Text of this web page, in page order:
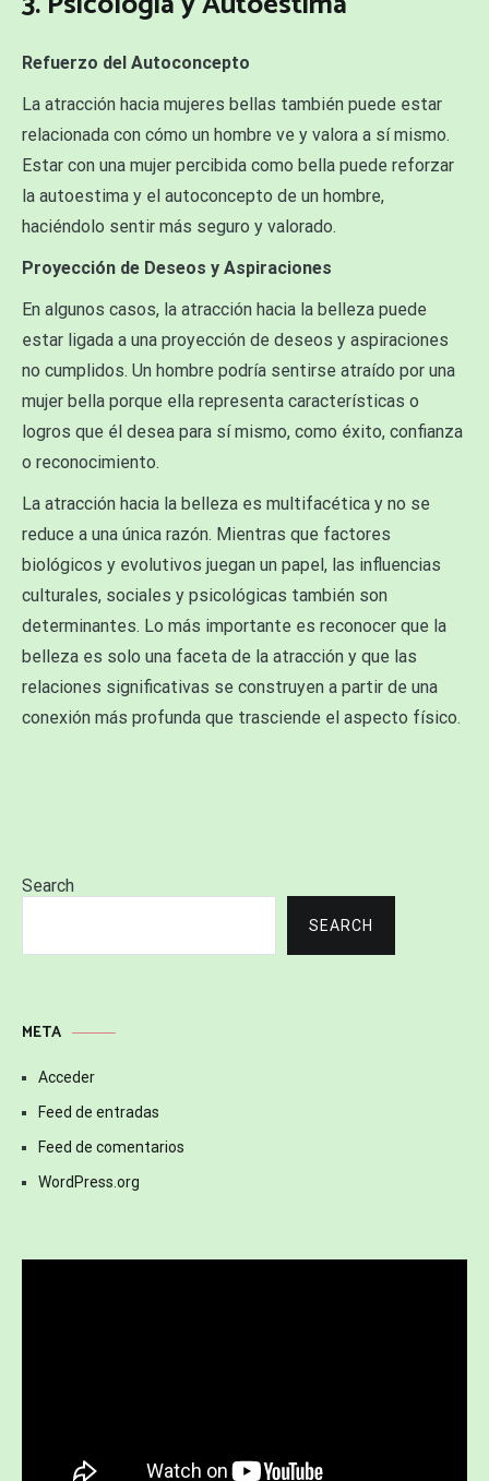
Refuerzo del Autoconcepto
La atracción hacia mujeres bellas también puede estar
relacionada con cómo un hombre ve y valora a sí mismo.
Estar con una mujer percibida como bella puede reforzar
la autoestima y el autoconcepto de un hombre,
haciéndolo sentir más seguro y valorado.
Proyección de Deseos y Aspiraciones
En algunos casos, la atracción hacia la belleza puede
estar ligada a una proyección de deseos y aspiraciones
no cumplidos. Un hombre podría sentirse atraído por una
mujer bella porque ella representa características o
logros que él desea para sí mismo, como éxito, confianza
o reconocimiento.
La atracción hacia la belleza es multifacética y no se
reduce a una única razón. Mientras que factores
biológicos y evolutivos juegan un papel, las influencias
culturales, sociales y psicológicas también son
determinantes. Lo más importante es reconocer que la
belleza es solo una faceta de la atracción y que las
relaciones significativas se construyen a partir de una
conexión más profunda que trasciende el aspecto físico.
Search
SEARCH
META
Acceder
Feed de entradas
Feed de comentarios
WordPress.org